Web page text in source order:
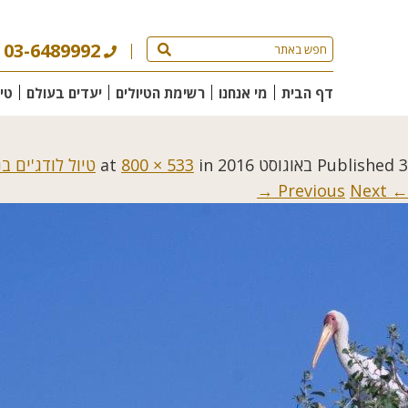
03-6489992
דף הבית מי אנחנו רשימת הטיולים יעדים בעולם
Published 3 באוגוסט 2016 800 × 533 in
טיול לודג'ים
← Previous
Next →